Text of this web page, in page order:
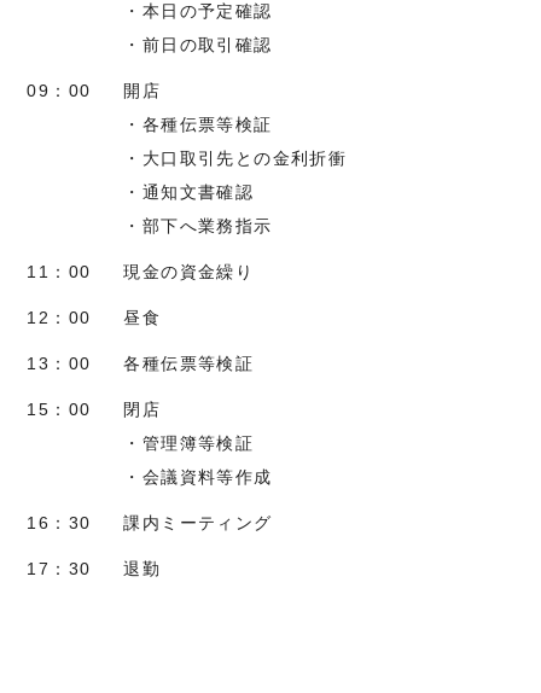
・本日の予定確認
・前日の取引確認
09：00
開店
・各種伝票等検証
・大口取引先との金利折衝
・通知文書確認
・部下へ業務指示
11：00 現金の資金繰り
12：00 昼食
13：00 各種伝票等検証
15：00
閉店
・管理簿等検証
・会議資料等作成
16：30 課内ミーティング
17：30 退勤